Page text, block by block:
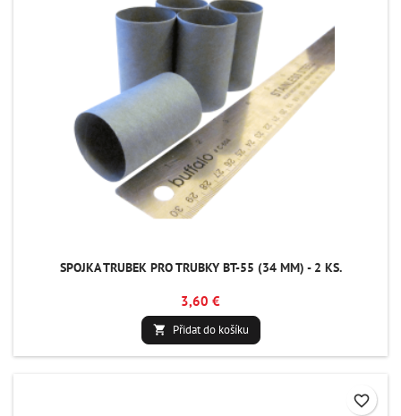
SPOJKA TRUBEK PRO TRUBKY BT-55 (34 MM) - 2 KS.
3,60 €
 Přidat do košíku
favorite_border